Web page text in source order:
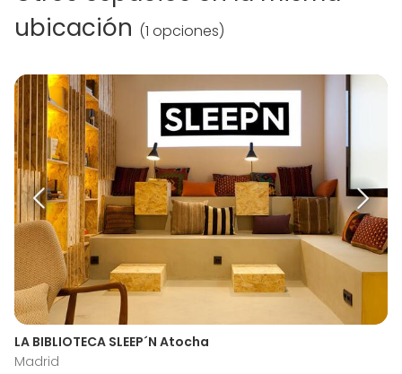
ubicación (1 opciones)
LA BIBLIOTECA SLEEP´N Atocha
Madrid